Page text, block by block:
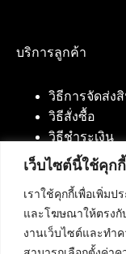
เว็บไซต์นี้ใช้คุกกี้
เราใช้คุกกี้เพื่อเพิ่ม
และโฆษณาให้ตรงกั
งานเว็บไซต์และทำ
บริการลูกค้า
วิธีการจัดส่ง
วิธีสั่งซื้อ
วิธีชำระเงิน
ติดต่อเรา
บริษัท เน็ทฟิวชั่น ค